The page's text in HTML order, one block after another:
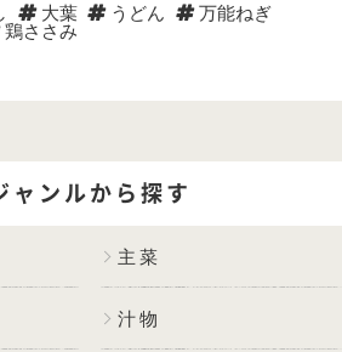
大葉 うどん
万能ねぎ
鶏ささみ
ャンルから探す
主菜
汁物